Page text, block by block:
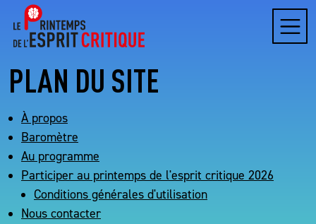
PLAN DU SITE
À propos
Baromètre
Au programme
Participer au printemps de l'esprit critique 2026
Conditions générales d'utilisation
Nous contacter